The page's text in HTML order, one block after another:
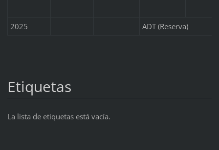
2025 ADT (Reserva)
Etiquetas
La lista de etiquetas está vacía.